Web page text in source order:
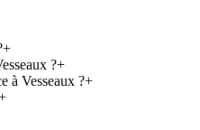
+
?+
à Vesseaux ?+